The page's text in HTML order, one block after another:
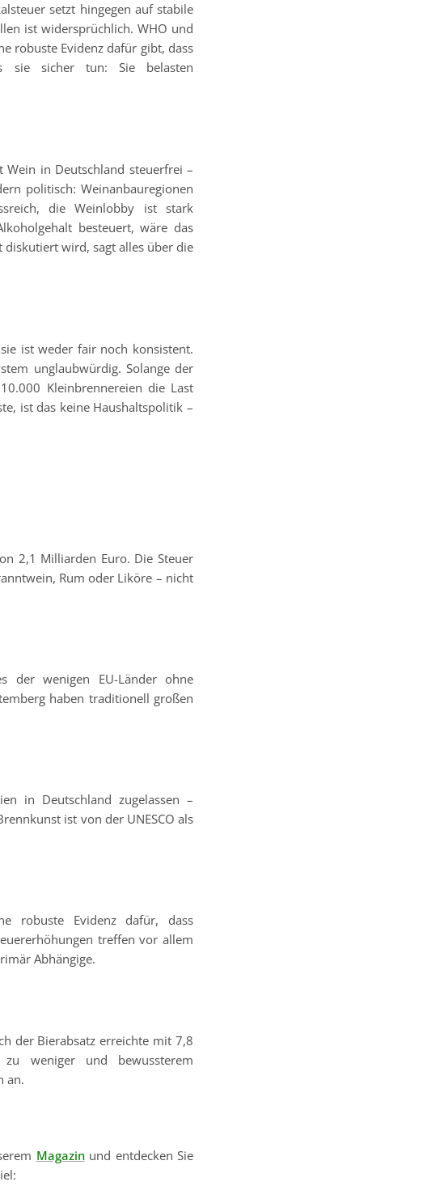
setzt hingegen auf stabile
ist widersprüchlich. WHO und
robuste Evidenz dafür gibt, dass
sie sicher tun: Sie belasten
in Deutschland steuerfrei –
politisch: Weinanbauregionen
die Weinlobby ist stark
besteuert, wäre das
wird, sagt alles über die
ist weder fair noch konsistent.
unglaubwürdig. Solange der
Kleinbrennereien die Last
ist das keine Haushaltspolitik –
2,1 Milliarden Euro. Die Steuer
Rum oder Liköre – nicht
der wenigen EU-Länder ohne
haben traditionell großen
in Deutschland zugelassen –
ist von der UNESCO als
robuste Evidenz dafür, dass
treffen vor allem
Abhängige.
der Bierabsatz erreichte mit 7,8
weniger und bewussterem
an.
Magazinund entdecken Sie